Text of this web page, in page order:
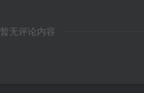
暂无评论内容